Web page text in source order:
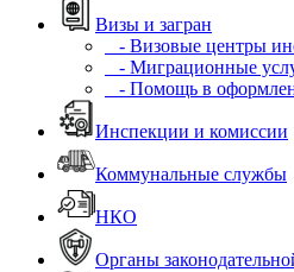
Визы и загран
- Визовые центры
- Миграционные
- Помощь в
Инспекции и комиссии
Коммунальные службы
НКО
Органы